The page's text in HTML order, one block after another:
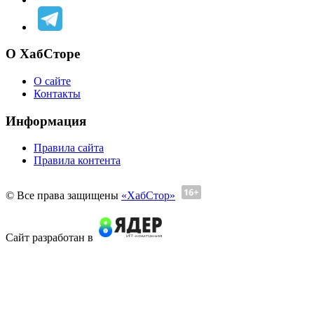
О ХабСторе
О сайте
Контакты
Информация
Правила сайта
Правила контента
© Все права защищены «ХабСтор»
Сайт разработан в